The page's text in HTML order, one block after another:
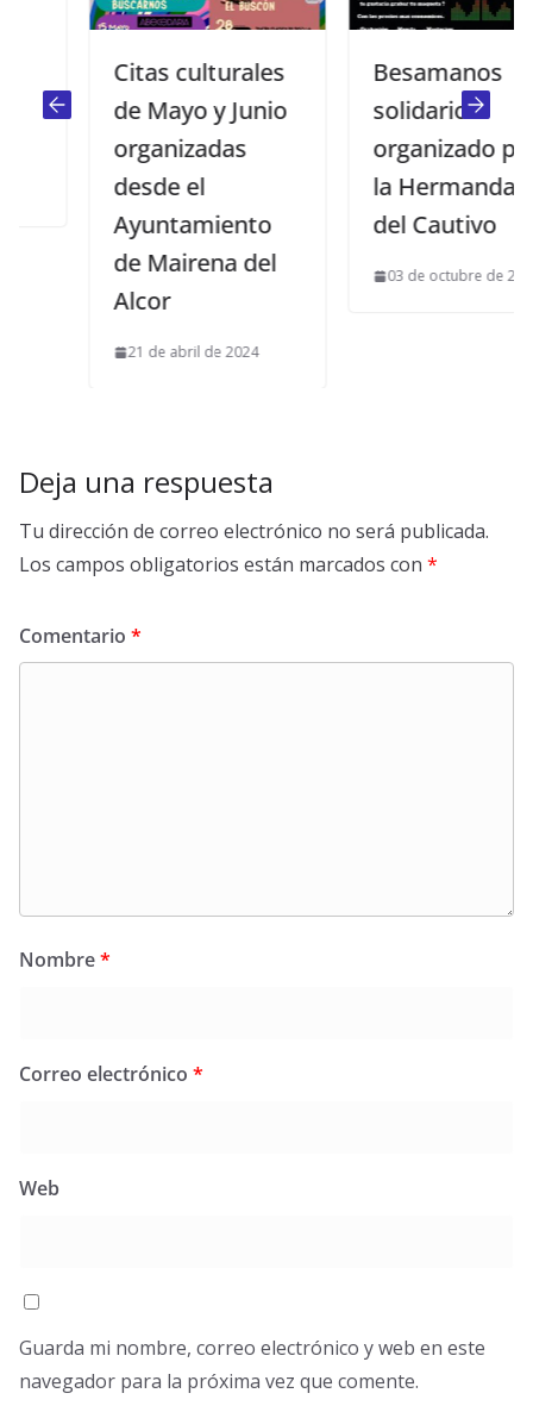
Citas culturales
de Mayo y Junio
organizadas
desde el
Ayuntamiento
de Mairena del
Alcor
21 de abril de 2024
Besamanos
solidario
organizado por
la Hermandad
del Cautivo
03 de octubre de 2014
Deja una respuesta
Tu dirección de correo electrónico no será publicada.
Los campos obligatorios están marcados con *
Comentario *
Nombre*
Correo electrónico *
Web
Guarda mi nombre, correo electrónico y web en este
navegador para la próxima vez que comente.